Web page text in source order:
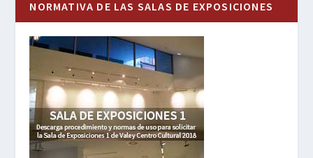
NORMATIVA DE LAS SALAS DE EXPOSICIONES